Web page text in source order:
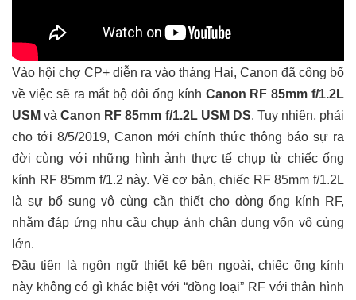
Vào hội chợ CP+ diễn ra vào tháng Hai, Canon đã công bố
về việc sẽ ra mắt bộ đôi ống kính Canon RF 85mm f/1.2L
USM vàCanon RF 85mm f/1.2L USM DS. Tuy nhiên, phải
cho tới 8/5/2019, Canon mới chính thức thông báo sự ra
đời cùng với những hình ảnh thực tế chụp từ chiếc ống
kính RF 85mm f/1.2 này. Về cơ bản, chiếc RF 85mm f/1.2L
là sự bổ sung vô cùng cần thiết cho dòng ống kính RF,
nhằm đáp ứng nhu cầu chụp ảnh chân dung vốn vô cùng
lớn.
Đầu tiên là ngôn ngữ thiết kế bên ngoài, chiếc ống kính
này không có gì khác biệt với “đồng loại” RF với thân hình